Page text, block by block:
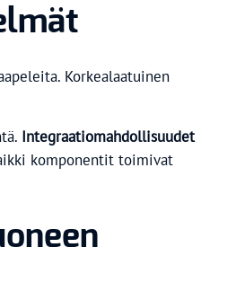
Korkealaatuinen
Integraatiomahdollisuudet
komponentit toimivat